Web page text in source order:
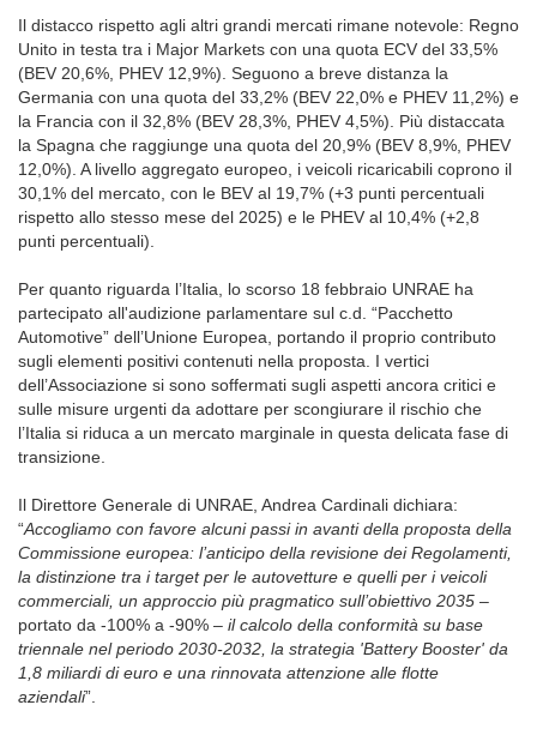
Il distacco rispetto agli altri grandi mercati rimane notevole: Regno
Unito in testa tra i Major Markets con una quota ECV del 33,5%
(BEV 20,6%, PHEV 12,9%). Seguono a breve distanza la
Germania con una quota del 33,2% (BEV 22,0% e PHEV 11,2%) e
la Francia con il 32,8% (BEV 28,3%, PHEV 4,5%). Più distaccata
la Spagna che raggiunge una quota del 20,9% (BEV 8,9%, PHEV
12,0%). A livello aggregato europeo, i veicoli ricaricabili coprono il
30,1% del mercato, con le BEV al 19,7% (+3 punti percentuali
rispetto allo stesso mese del 2025) e le PHEV al 10,4% (+2,8
punti percentuali).
Per quanto riguarda l’Italia, lo scorso 18 febbraio UNRAE ha
partecipato all'audizione parlamentare sul c.d. “Pacchetto
Automotive” dell’Unione Europea, portando il proprio contributo
sugli elementi positivi contenuti nella proposta. I vertici
dell’Associazione si sono soffermati sugli aspetti ancora critici e
sulle misure urgenti da adottare per scongiurare il rischio che
l’Italia si riduca a un mercato marginale in questa delicata fase di
transizione.
Il Direttore Generale di UNRAE, Andrea Cardinali dichiara:
“Accogliamo con favore alcuni passi in avanti della proposta della
Commissione europea: l’anticipo della revisione dei Regolamenti,
la distinzione tra i target per le autovetture e quelli per i veicoli
commerciali, un approccio più pragmatico sull’obiettivo 2035 –
portato da -100% a -90% – il calcolo della conformità su base
triennale nel periodo 2030-2032, la strategia 'Battery Booster' da
1,8 miliardi di euro e una rinnovata attenzione alle flotte
aziendali”.